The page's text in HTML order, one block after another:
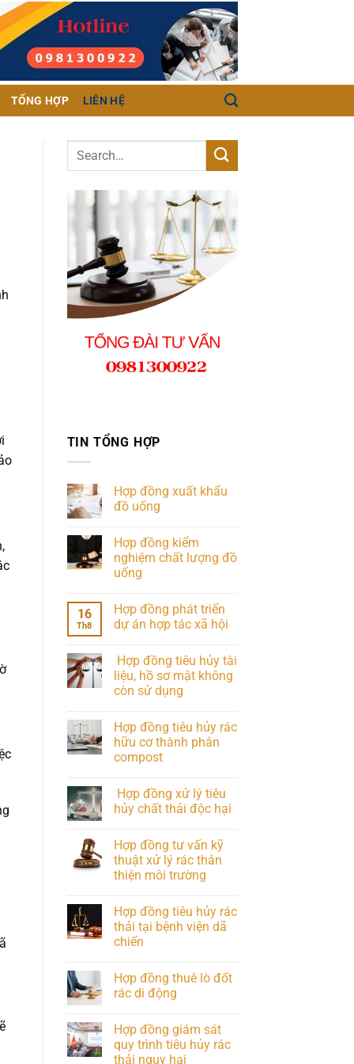
TỔNG HỢP LIÊN HỆ
TIN TỔNG HỢP
Hợp đồng xuất khẩu
đồ uống
Hợp đồng kiểm
nghiệm chất lượng đồ
uống
16
Th8
Hợp đồng phát triển
dự án hợp tác xã hội
Hợp đồng tiêu hủy tài
liệu, hồ sơ mật không
còn sử dụng
Hợp đồng tiêu hủy rác
hữu cơ thành phân
compost
Hợp đồng xử lý tiêu
hủy chất thải độc hại
Hợp đồng tư vấn kỹ
thuật xử lý rác thân
thiện môi trường
Hợp đồng tiêu hủy rác
thải tại bệnh viện dã
chiến
Hợp đồng thuê lò đốt
rác di động
Hợp đồng giám sát
quy trình tiêu hủy rác
thải nguy hại